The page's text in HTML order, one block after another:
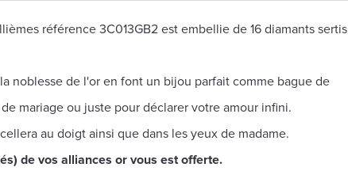
référence 3C013GB2 est embellie de 16 diamants sertis
noblesse de l'or en font un bijou parfait comme bague de
mariage ou juste pour déclarer votre amour infini.
au doigt ainsi que dans les yeux de madame.
de vos alliances or vous est offerte.